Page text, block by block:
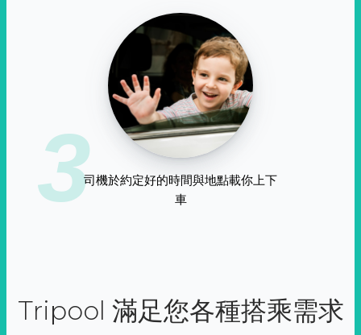
3司機於約定好的時間與地點載你上下
車
Tripool 滿足您各種搭乘需求